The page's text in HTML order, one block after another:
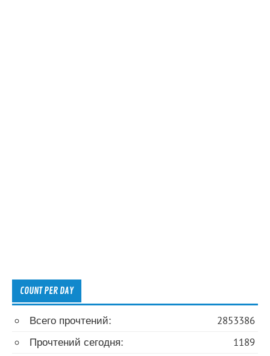
COUNT PER DAY
2853386
Всего прочтений:
1189
Прочтений сегодня: